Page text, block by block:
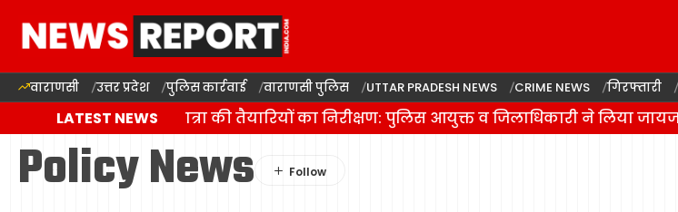
वाराणसी उत्तर प्रदेश पुलिस कार्रवाई वाराणसी पुलिस UTTAR PRADESH NEWS CRIME NEWS गिरफ्तारी
LATEST NEWS
वाराणसी में कांवड़ यात्रा की तैयारियों का निरीक्षण: पुलिस आयुक्त व जिलाधिकारी ने लिया जायजा
Policy News